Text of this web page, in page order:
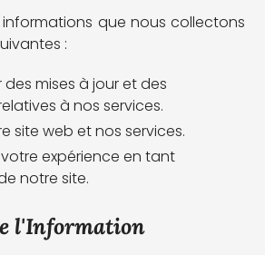
informations que nous collectons
:
mises à jour et des
à nos services.
site web et nos services.
expérience en tant
notre site.
l'Information